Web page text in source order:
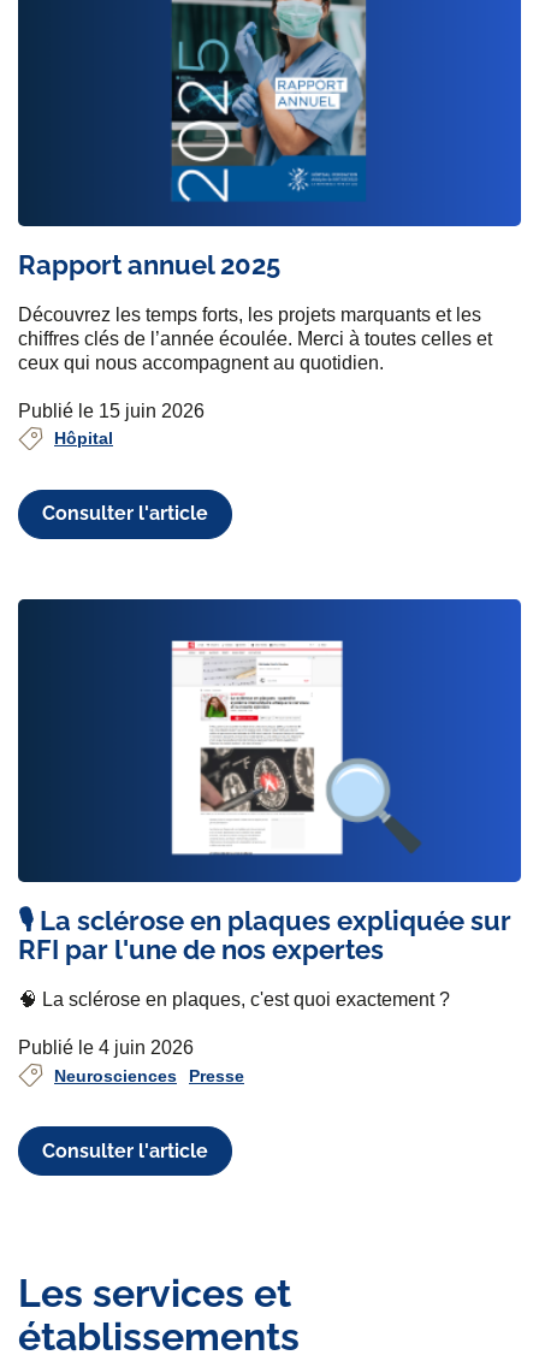
Rapport annuel 2025
Découvrez les temps forts, les projets marquants et les
chiffres clés de l’année écoulée. Merci à toutes celles et
ceux qui nous accompagnent au quotidien.
Publié le 15 juin 2026
Hôpital
Consulter l'article
🎙️ La sclérose en plaques expliquée sur
RFI par l'une de nos expertes
🧠 La sclérose en plaques, c'est quoi exactement ?
Publié le 4 juin 2026
Neurosciences Presse
Consulter l'article
Les services et
établissements